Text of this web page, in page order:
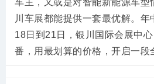
川车展都能提供一套最优解。年
18日到21日，银川国际会展中
番，用最划算的价格，开启一段